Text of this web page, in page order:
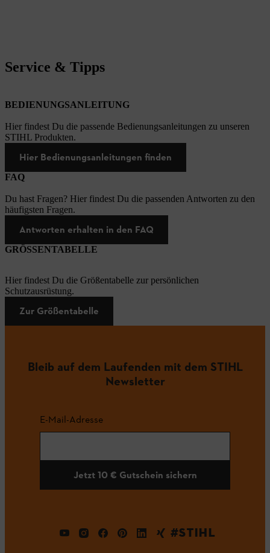
Service & Tipps
BEDIENUNGSANLEITUNG
Hier findest Du die passende Bedienungsanleitungen zu unseren
STIHL Produkten.
Hier Bedienungsanleitungen finden
FAQ
Du hast Fragen? Hier findest Du die passenden Antworten zu den
häufigsten Fragen.
Antworten erhalten in den FAQ
GRÖSSENTABELLE
Hier findest Du die Größentabelle zur persönlichen
Schutzausrüstung.
Zur Größentabelle
Bleib auf dem Laufenden mit dem STIHL
Newsletter
E-Mail-Adresse
Jetzt 10 € Gutschein sichern
#STIHL